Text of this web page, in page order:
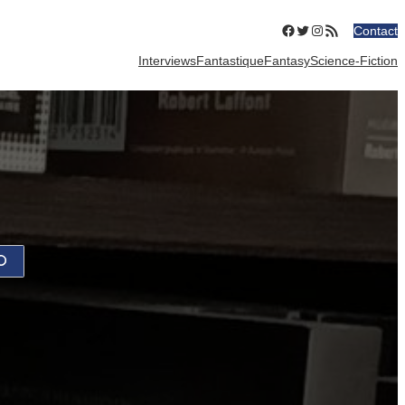
Facebook
Twitter
Instagram
Flux RSSContact
InterviewsFantastiqueFantasyScience-Fiction